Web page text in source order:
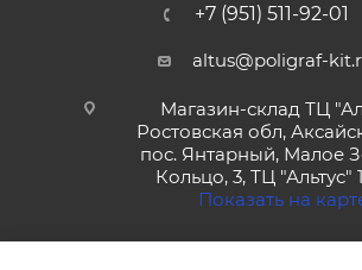
+7 (951) 511-92-01
altus@poligraf-
Магазин-склад ТЦ
Ростовская обл,
пос. Янтарный, Малое
Кольцо, 3, ТЦ "Альтус"
Показать на